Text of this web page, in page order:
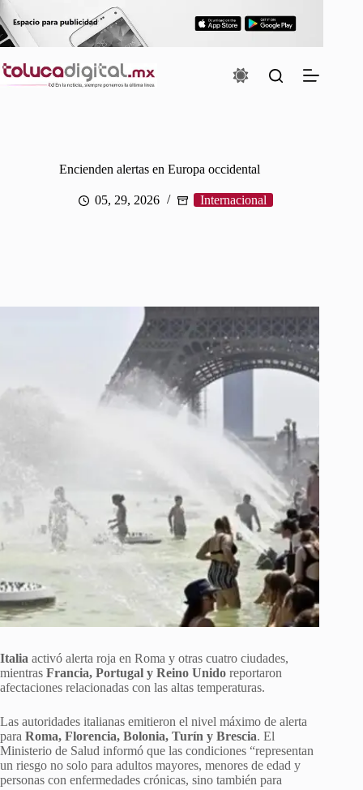
Saltar
al
contenido
Encienden alertas en Europa occidental
05, 29, 2026 Internacional
Italia activó alerta roja en Roma y otras cuatro ciudades,
mientras Francia, Portugal y Reino Unido reportaron
afectaciones relacionadas con las altas temperaturas.
Las autoridades italianas emitieron el nivel máximo de alerta
para Roma, Florencia, Bolonia, Turín y Brescia. El
Ministerio de Salud informó que las condiciones “representan
un riesgo no solo para adultos mayores, menores de edad y
personas con enfermedades crónicas, sino también para